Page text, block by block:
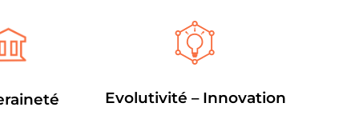
Evolutivité – Innovation